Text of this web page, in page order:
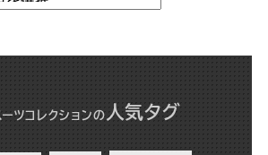
ツコレクションの 人気タグ